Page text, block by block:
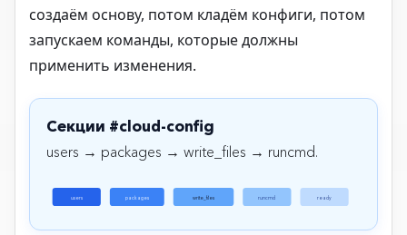
создаём основу, потом кладём конфиги, потом
запускаем команды, которые должны
применить изменения.
Секции #cloud-config
users → packages → write_files → runcmd.
users packages write_files runcmd ready